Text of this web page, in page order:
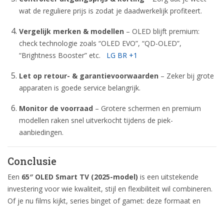
wat de reguliere prijs is zodat je daadwerkelijk profiteert.
Vergelijk merken & modellen – OLED blijft premium:
check technologie zoals “OLED EVO”, “QD-OLED”,
“Brightness Booster” etc.
LG BR +1
Let op retour- & garantievoorwaarden – Zeker bij grote
apparaten is goede service belangrijk.
Monitor de voorraad – Grotere schermen en premium
modellen raken snel uitverkocht tijdens de piek-
aanbiedingen.
Conclusie
Een 65″ OLED Smart TV (2025-model) is een uitstekende
investering voor wie kwaliteit, stijl en flexibiliteit wil combineren.
Of je nu films kijkt, series binget of gamet: deze formaat en